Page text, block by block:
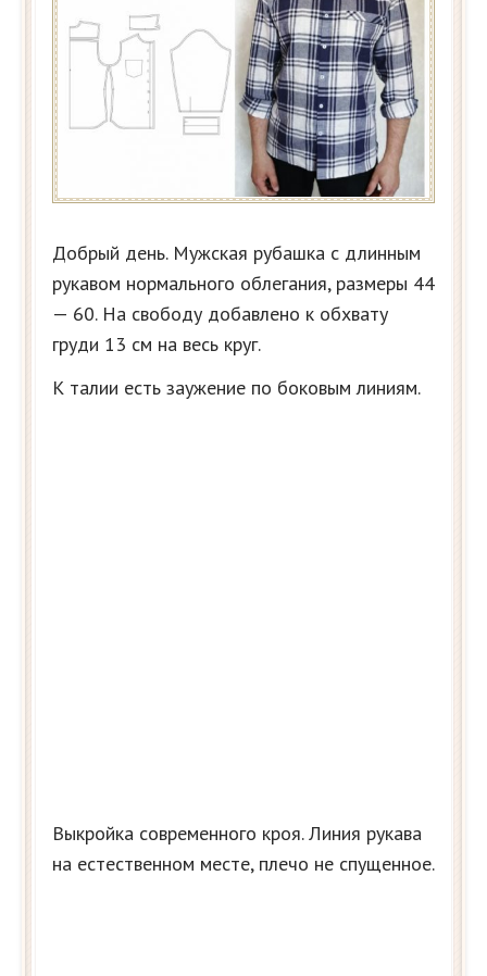
Добрый день. Мужская рубашка с длинным
рукавом нормального облегания, размеры 44
— 60. На свободу добавлено к обхвату
груди 13 см на весь круг.
К талии есть заужение по боковым линиям.
Выкройка современного кроя. Линия рукава
на естественном месте, плечо не спущенное.